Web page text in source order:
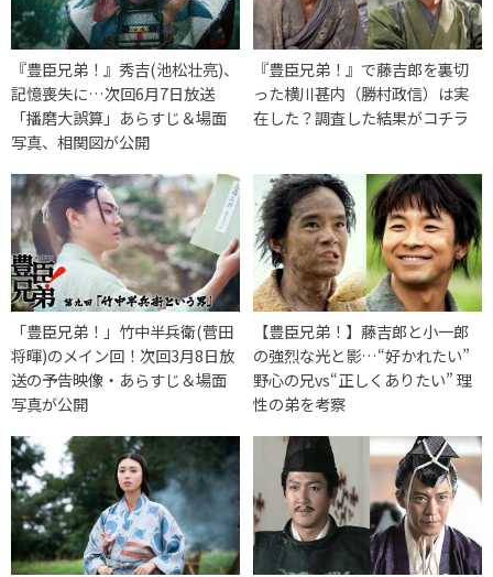
『豊臣兄弟！』秀吉(池松壮亮)、
記憶喪失に…次回6月7日放送
「播磨大誤算」あらすじ＆場面
写真、相関図が公開
『豊臣兄弟！』で藤吉郎を裏切
った横川甚内（勝村政信）は実
在した？調査した結果がコチラ
「豊臣兄弟！」竹中半兵衛(菅田
将暉)のメイン回！次回3月8日放
送の予告映像・あらすじ＆場面
写真が公開
【豊臣兄弟！】藤吉郎と小一郎
の強烈な光と影…“好かれたい”
野心の兄vs“正しくありたい” 理
性の弟を考察